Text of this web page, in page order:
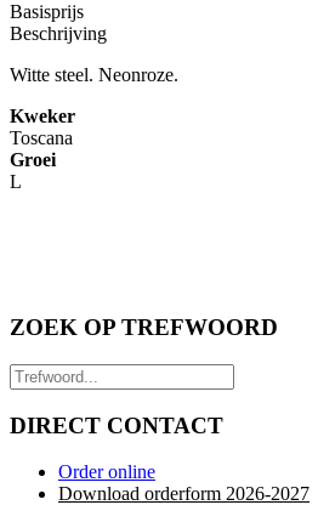
Basisprijs
Beschrijving
Witte steel. Neonroze.
Kweker
Toscana
Groei
L
ZOEK OP TREFWOORD
DIRECT CONTACT
Order online
Download orderform 2026-2027